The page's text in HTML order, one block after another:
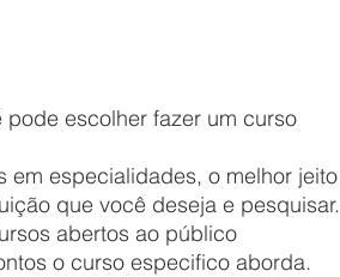
que você deseja e pesquisar.
abertos ao público
o curso especifico aborda.